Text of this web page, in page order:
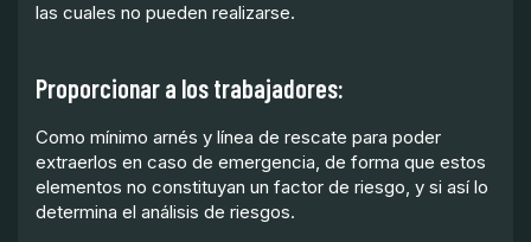
las cuales no pueden realizarse.
Proporcionar a los trabajadores:
Como mínimo arnés y línea de rescate para poder
extraerlos en caso de emergencia, de forma que estos
elementos no constituyan un factor de riesgo, y si así lo
determina el análisis de riesgos.